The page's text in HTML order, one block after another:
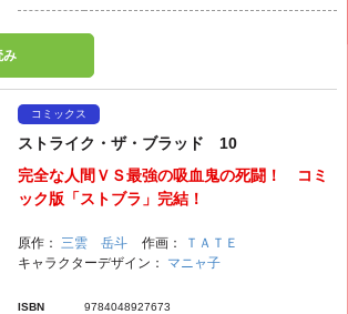
み
コミックス
ストライク・ザ・ブラッド 10
完全な人間ＶＳ最強の吸血鬼の死闘！ コミ
ック版「ストブラ」完結！
原作： 三雲 岳斗 作画：
ＴＡＴＥ
キャラクターデザイン： マニャ子
ISBN 9784048927673